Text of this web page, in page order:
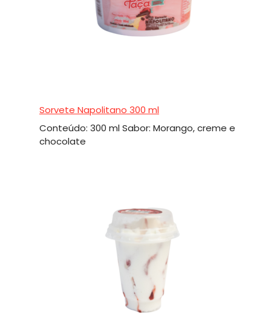
Sorvete Napolitano 300 ml
Conteúdo: 300 ml Sabor: Morango, creme e
chocolate